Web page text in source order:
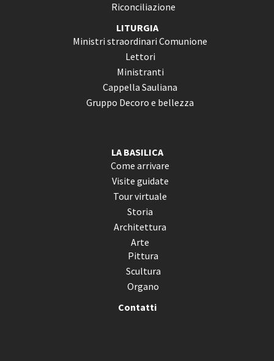
Riconciliazione
LITURGIA
Ministri straordinari Comunione
Lettori
Ministranti
Cappella Sauliana
Gruppo Decoro e bellezza
LA BASILICA
Come arrivare
Visite guidate
Tour virtuale
Storia
Architettura
Arte
Pittura
Scultura
Organo
Contatti